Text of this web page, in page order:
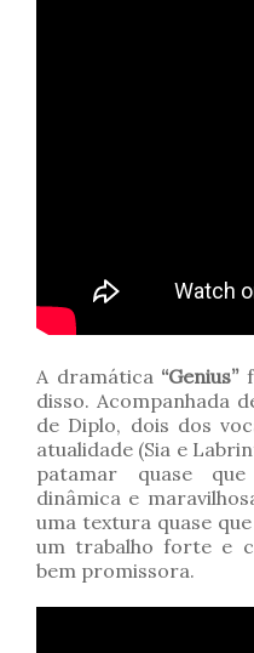
A dramática “Genius”
disso. Acompanhada
de Diplo, dois dos
atualidade (Sia e
patamar quase
dinâmica e
uma textura quase
um trabalho forte e
bem promissora.